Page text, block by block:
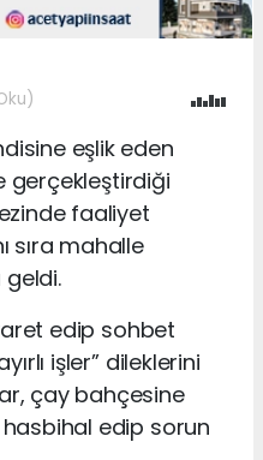
eşlik eden
gerçekleştirdiği
faaliyet
sıra mahalle
edip sohbet
işler” dileklerini
çay bahçesine
edip sorun